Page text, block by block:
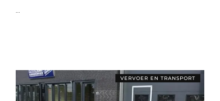
...
VERVOER EN TRANSPORT